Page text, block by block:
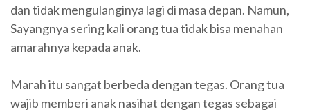
dan tidak mengulanginya lagi di masa depan. Namun,
Sayangnya sering kali orang tua tidak bisa menahan
amarahnya kepada anak.
Marah itu sangat berbeda dengan tegas. Orang tua
wajib memberi anak nasihat dengan tegas sebagai